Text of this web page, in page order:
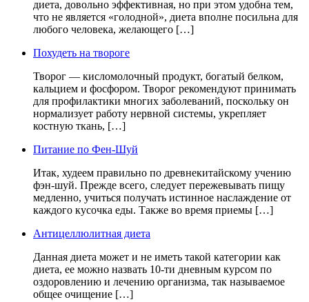
диета, довольно эффективная, но при этом удобна тем,
что не является «голодной», диета вполне посильна для
любого человека, желающего […]
Похудеть на твороге
Творог — кисломолочный продукт, богатый белком,
кальцием и фосфором. Творог рекомендуют принимать
для профилактики многих заболеваний, поскольку он
нормализует работу нервной системы, укрепляет
костную ткань, […]
Питание по Фен-Шуй
Итак, худеем правильно по древнекитайскому учению
фэн-шуй. Прежде всего, следует пережевывать пищу
медленно, учиться получать истинное наслаждение от
каждого кусочка еды. Также во время приемы […]
Антицеллюлитная диета
Данная диета может и не иметь такой категории как
диета, ее можно назвать 10-ти дневным курсом по
оздоровлению и лечению организма, так называемое
общее очищение […]